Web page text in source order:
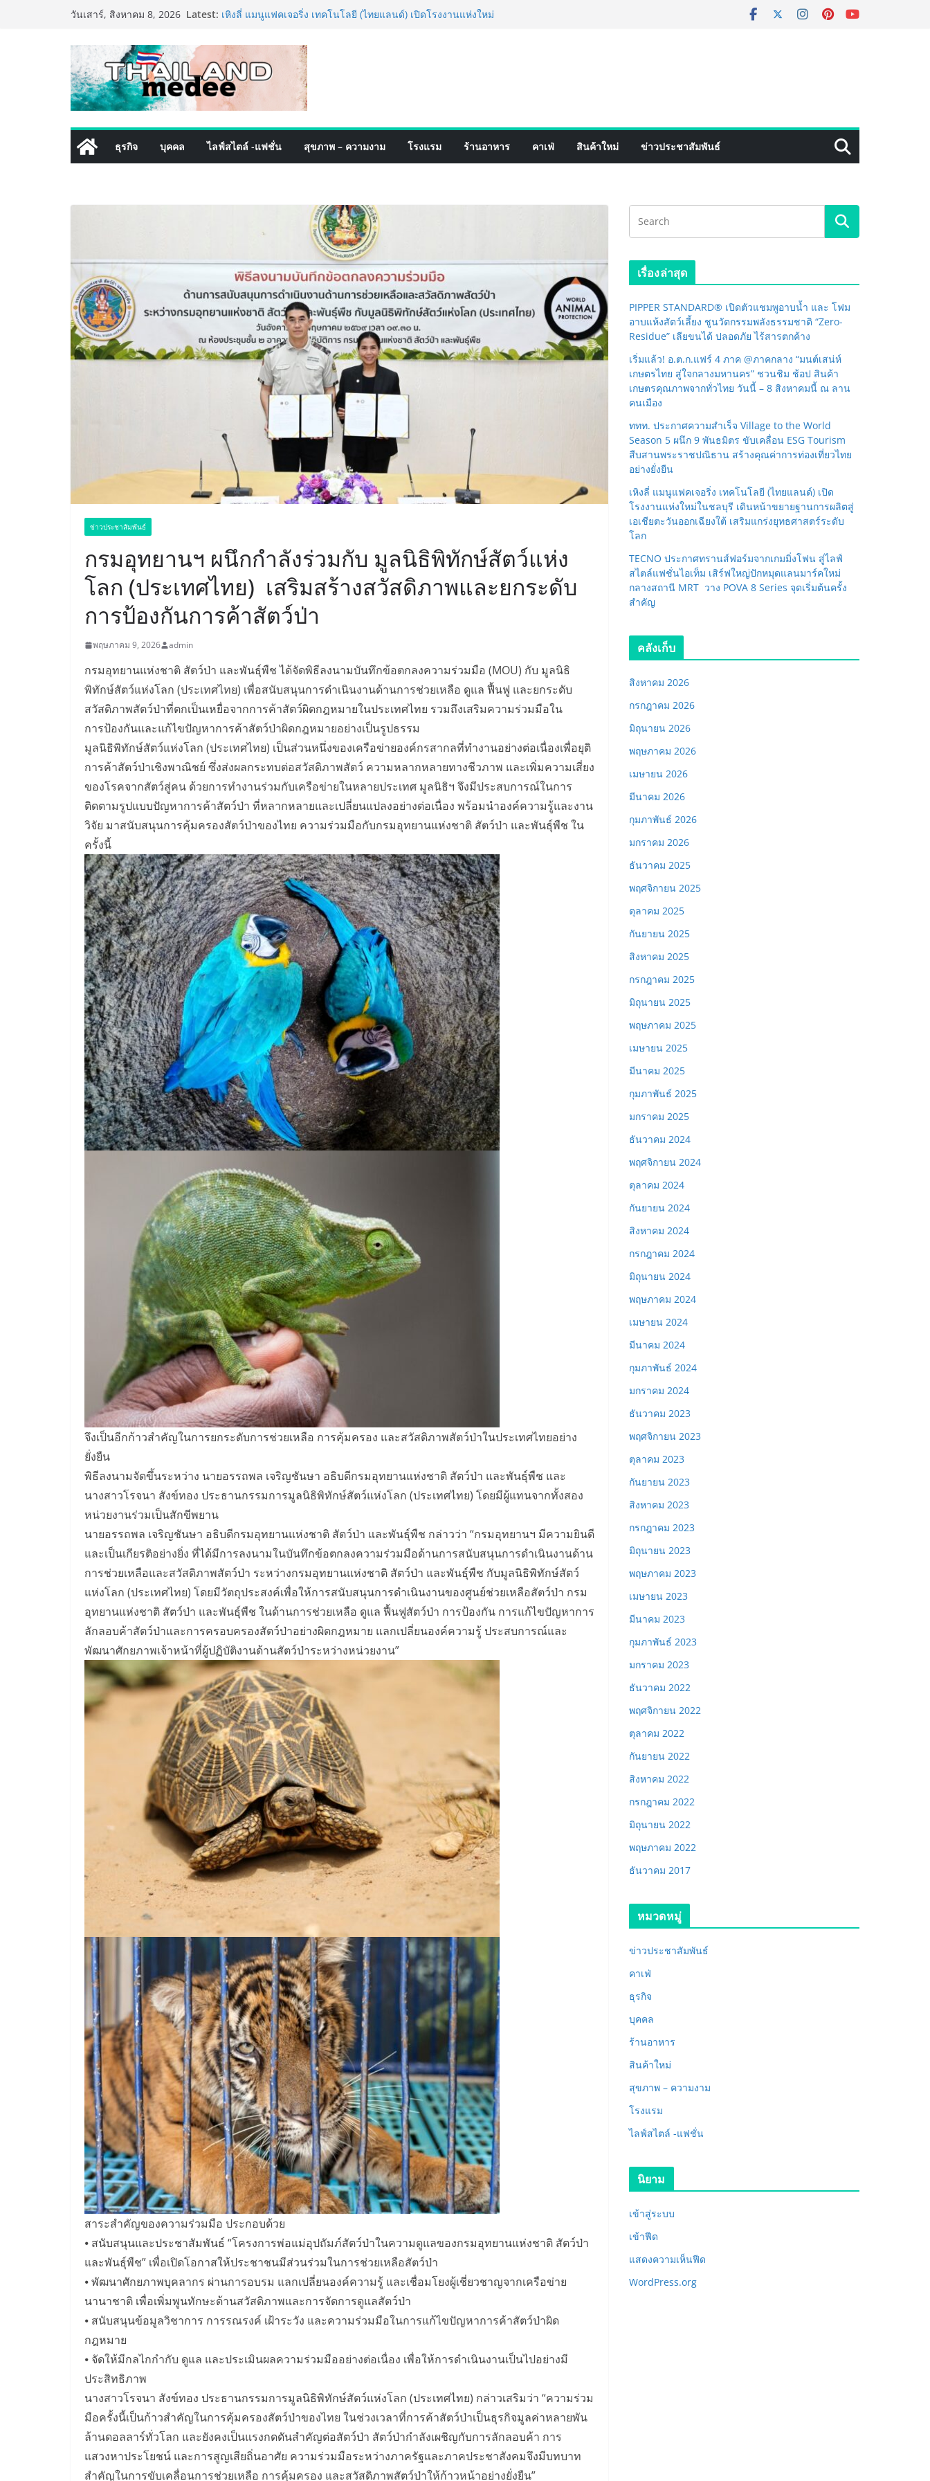
วันเสาร์, สิงหาคม 8, 2026 Latest: เหิงลี่ แมนูแฟคเจอริ่ง เทคโนโลยี (ไทยแลนด์) เปิดโรงงานแห่งใหม่
TECNO ประกาศทรานส์ฟอร์มจากเกมมิ่งโฟน สู่ไลฟ์สไตล์แฟชั่นไอ
เท็ม เสิร์ฟใหญ่ปักหมุดแลนมาร์คใหม่กลางสถานี MRT วาง POVA
8 Series จุดเริ่มต้นครั้งสำคัญ
PIPPER STANDARD® เปิดตัวแชมพูอาบน้ำ และ โฟมอาบแห้งสัตว์
เลี้ยง ชูนวัตกรรมพลังธรรมชาติ “Zero-Residue” เลียขนได้
ปลอดภัย ไร้สารตกค้าง
เริ่มแล้ว! อ.ต.ก.แฟร์ 4 ภาค @ภาคกลาง “มนต์เสน่ห์เกษตรไทย สู่
ใจกลางมหานคร” ชวนชิม ช้อป สินค้าเกษตรคุณภาพจากทั่ว
ไทย วันนี้ – 8 สิงหาคมนี้ ณ ลานคนเมือง
คุณค่าการท่องเที่ยวไทยอย่างยั่งยืน
ธุรกิจ บุคคล ไลฟ์สไตล์ -แฟชั่น สุขภาพ – ความงาม โรงแรม ร้านอาหาร คาเฟ่ สินค้าใหม่ ข่าวประชาสัมพันธ์
ข่าวประชาสัมพันธ์
กรมอุทยานฯ ผนึกกำลังร่วมกับ มูลนิธิพิทักษ์สัตว์แห่ง
โลก (ประเทศไทย) เสริมสร้างสวัสดิภาพและยกระดับ
การป้องกันการค้าสัตว์ป่า
พฤษภาคม 9, 2026 admin
กรมอุทยานแห่งชาติ สัตว์ป่า และพันธุ์พืช ได้จัดพิธีลงนามบันทึกข้อตกลงความร่วมมือ (MOU) กับ มูลนิธิ
พิทักษ์สัตว์แห่งโลก (ประเทศไทย) เพื่อสนับสนุนการดำเนินงานด้านการช่วยเหลือ ดูแล ฟื้นฟู และยกระดับ
สวัสดิภาพสัตว์ป่าที่ตกเป็นเหยื่อจากการค้าสัตว์ผิดกฎหมายในประเทศไทย รวมถึงเสริมความร่วมมือใน
การป้องกันและแก้ไขปัญหาการค้าสัตว์ป่าผิดกฎหมายอย่างเป็นรูปธรรม
มูลนิธิพิทักษ์สัตว์แห่งโลก (ประเทศไทย) เป็นส่วนหนึ่งของเครือข่ายองค์กรสากลที่ทำงานอย่างต่อเนื่องเพื่อยุติ
การค้าสัตว์ป่าเชิงพาณิชย์ ซึ่งส่งผลกระทบต่อสวัสดิภาพสัตว์ ความหลากหลายทางชีวภาพ และเพิ่มความเสี่ยง
ของโรคจากสัตว์สู่คน ด้วยการทำงานร่วมกับเครือข่ายในหลายประเทศ มูลนิธิฯ จึงมีประสบการณ์ในการ
ติดตามรูปแบบปัญหาการค้าสัตว์ป่า ที่หลากหลายและเปลี่ยนแปลงอย่างต่อเนื่อง พร้อมนำองค์ความรู้และงาน
วิจัย มาสนับสนุนการคุ้มครองสัตว์ป่าของไทย ความร่วมมือกับกรมอุทยานแห่งชาติ สัตว์ป่า และพันธุ์พืช ใน
ครั้งนี้
จึงเป็นอีกก้าวสำคัญในการยกระดับการช่วยเหลือ การคุ้มครอง และสวัสดิภาพสัตว์ป่าในประเทศไทยอย่าง
ยั่งยืน
พิธีลงนามจัดขึ้นระหว่าง นายอรรถพล เจริญชันษา อธิบดีกรมอุทยานแห่งชาติ สัตว์ป่า และพันธุ์พืช และ
นางสาวโรจนา สังข์ทอง ประธานกรรมการมูลนิธิพิทักษ์สัตว์แห่งโลก (ประเทศไทย) โดยมีผู้แทนจากทั้งสอง
หน่วยงานร่วมเป็นสักขีพยาน
นายอรรถพล เจริญชันษา อธิบดีกรมอุทยานแห่งชาติ สัตว์ป่า และพันธุ์พืช กล่าวว่า “กรมอุทยานฯ มีความยินดี
และเป็นเกียรติอย่างยิ่ง ที่ได้มีการลงนามในบันทึกข้อตกลงความร่วมมือด้านการสนับสนุนการดำเนินงานด้าน
การช่วยเหลือและสวัสดิภาพสัตว์ป่า ระหว่างกรมอุทยานแห่งชาติ สัตว์ป่า และพันธุ์พืช กับมูลนิธิพิทักษ์สัตว์
แห่งโลก (ประเทศไทย) โดยมีวัตถุประสงค์เพื่อให้การสนับสนุนการดำเนินงานของศูนย์ช่วยเหลือสัตว์ป่า กรม
อุทยานแห่งชาติ สัตว์ป่า และพันธุ์พืช ในด้านการช่วยเหลือ ดูแล ฟื้นฟูสัตว์ป่า การป้องกัน การแก้ไขปัญหาการ
ลักลอบค้าสัตว์ป่าและการครอบครองสัตว์ป่าอย่างผิดกฎหมาย แลกเปลี่ยนองค์ความรู้ ประสบการณ์และ
พัฒนาศักยภาพเจ้าหน้าที่ผู้ปฏิบัติงานด้านสัตว์ป่าระหว่างหน่วยงาน”
สาระสำคัญของความร่วมมือ ประกอบด้วย
⦁ สนับสนุนและประชาสัมพันธ์ “โครงการพ่อแม่อุปถัมภ์สัตว์ป่าในความดูแลของกรมอุทยานแห่งชาติ สัตว์ป่า
และพันธุ์พืช” เพื่อเปิดโอกาสให้ประชาชนมีส่วนร่วมในการช่วยเหลือสัตว์ป่า
⦁ พัฒนาศักยภาพบุคลากร ผ่านการอบรม แลกเปลี่ยนองค์ความรู้ และเชื่อมโยงผู้เชี่ยวชาญจากเครือข่าย
นานาชาติ เพื่อเพิ่มพูนทักษะด้านสวัสดิภาพและการจัดการดูแลสัตว์ป่า
⦁ สนับสนุนข้อมูลวิชาการ การรณรงค์ เฝ้าระวัง และความร่วมมือในการแก้ไขปัญหาการค้าสัตว์ป่าผิด
กฎหมาย
⦁ จัดให้มีกลไกกำกับ ดูแล และประเมินผลความร่วมมืออย่างต่อเนื่อง เพื่อให้การดำเนินงานเป็นไปอย่างมี
ประสิทธิภาพ
นางสาวโรจนา สังข์ทอง ประธานกรรมการมูลนิธิพิทักษ์สัตว์แห่งโลก (ประเทศไทย) กล่าวเสริมว่า “ความร่วม
มือครั้งนี้เป็นก้าวสำคัญในการคุ้มครองสัตว์ป่าของไทย ในช่วงเวลาที่การค้าสัตว์ป่าเป็นธุรกิจมูลค่าหลายพัน
ล้านดอลลาร์ทั่วโลก และยังคงเป็นแรงกดดันสำคัญต่อสัตว์ป่า สัตว์ป่ากำลังเผชิญกับการลักลอบค้า การ
แสวงหาประโยชน์ และการสูญเสียถิ่นอาศัย ความร่วมมือระหว่างภาครัฐและภาคประชาสังคมจึงมีบทบาท
สำคัญในการขับเคลื่อนการช่วยเหลือ การคุ้มครอง และสวัสดิภาพสัตว์ป่าให้ก้าวหน้าอย่างยั่งยืน”
เรื่องล่าสุด
PIPPER STANDARD® เปิดตัวแชมพูอาบน้ำ และ โฟม
อาบแห้งสัตว์เลี้ยง ชูนวัตกรรมพลังธรรมชาติ “Zero-
Residue” เลียขนได้ ปลอดภัย ไร้สารตกค้าง
เริ่มแล้ว! อ.ต.ก.แฟร์ 4 ภาค @ภาคกลาง “มนต์เสน่ห์
เกษตรไทย สู่ใจกลางมหานคร” ชวนชิม ช้อป สินค้า
เกษตรคุณภาพจากทั่วไทย วันนี้ – 8 สิงหาคมนี้ ณ ลาน
คนเมือง
ททท. ประกาศความสำเร็จ Village to the World
Season 5 ผนึก 9 พันธมิตร ขับเคลื่อน ESG Tourism
สืบสานพระราชปณิธาน สร้างคุณค่าการท่องเที่ยวไทย
อย่างยั่งยืน
เหิงลี่ แมนูแฟคเจอริ่ง เทคโนโลยี (ไทยแลนด์) เปิด
โรงงานแห่งใหม่ในชลบุรี เดินหน้าขยายฐานการผลิตสู่
เอเชียตะวันออกเฉียงใต้ เสริมแกร่งยุทธศาสตร์ระดับ
โลก
TECNO ประกาศทรานส์ฟอร์มจากเกมมิ่งโฟน สู่ไลฟ์
สไตล์แฟชั่นไอเท็ม เสิร์ฟใหญ่ปักหมุดแลนมาร์คใหม่
กลางสถานี MRT วาง POVA 8 Series จุดเริ่มต้นครั้ง
สำคัญ
คลังเก็บ
สิงหาคม 2026
กรกฎาคม 2026
มิถุนายน 2026
พฤษภาคม 2026
เมษายน 2026
มีนาคม 2026
กุมภาพันธ์ 2026
มกราคม 2026
ธันวาคม 2025
พฤศจิกายน 2025
ตุลาคม 2025
กันยายน 2025
สิงหาคม 2025
กรกฎาคม 2025
มิถุนายน 2025
พฤษภาคม 2025
เมษายน 2025
มีนาคม 2025
กุมภาพันธ์ 2025
มกราคม 2025
ธันวาคม 2024
พฤศจิกายน 2024
ตุลาคม 2024
กันยายน 2024
สิงหาคม 2024
กรกฎาคม 2024
มิถุนายน 2024
พฤษภาคม 2024
เมษายน 2024
มีนาคม 2024
กุมภาพันธ์ 2024
มกราคม 2024
ธันวาคม 2023
พฤศจิกายน 2023
ตุลาคม 2023
กันยายน 2023
สิงหาคม 2023
กรกฎาคม 2023
มิถุนายน 2023
พฤษภาคม 2023
เมษายน 2023
มีนาคม 2023
กุมภาพันธ์ 2023
มกราคม 2023
ธันวาคม 2022
พฤศจิกายน 2022
ตุลาคม 2022
กันยายน 2022
สิงหาคม 2022
กรกฎาคม 2022
มิถุนายน 2022
พฤษภาคม 2022
ธันวาคม 2017
หมวดหมู่
ข่าวประชาสัมพันธ์
คาเฟ่
ธุรกิจ
บุคคล
ร้านอาหาร
สินค้าใหม่
สุขภาพ – ความงาม
โรงแรม
ไลฟ์สไตล์ -แฟชั่น
นิยาม
เข้าสู่ระบบ
เข้าฟีด
แสดงความเห็นฟีด
WordPress.org